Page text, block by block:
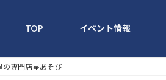
TOP イベント情報
専門店星あそび